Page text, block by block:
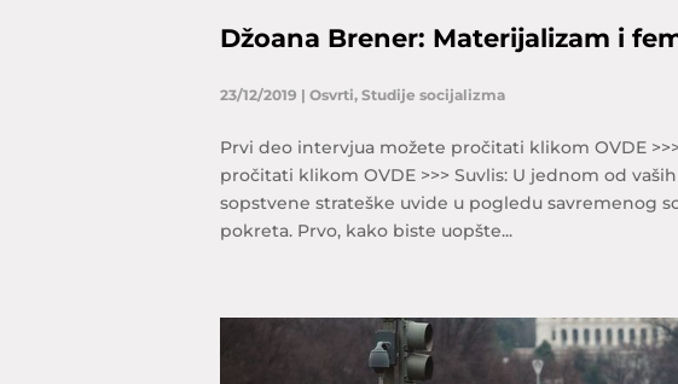
Džoana Brener: Materijalizam i
23/12/2019 | Osvrti, Studije socijalizma
Prvi deo intervjua možete pročitati klikom OVDE
pročitati klikom OVDE >>> Suvlis: U jednom od
sopstvene strateške uvide u pogledu savremenog
pokreta. Prvo, kako biste uopšte...